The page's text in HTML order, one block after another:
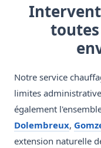
Notre service
limites
également
Dolembreux,
extension naturelle